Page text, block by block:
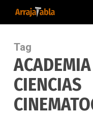
content
Tag
CIENCIAS